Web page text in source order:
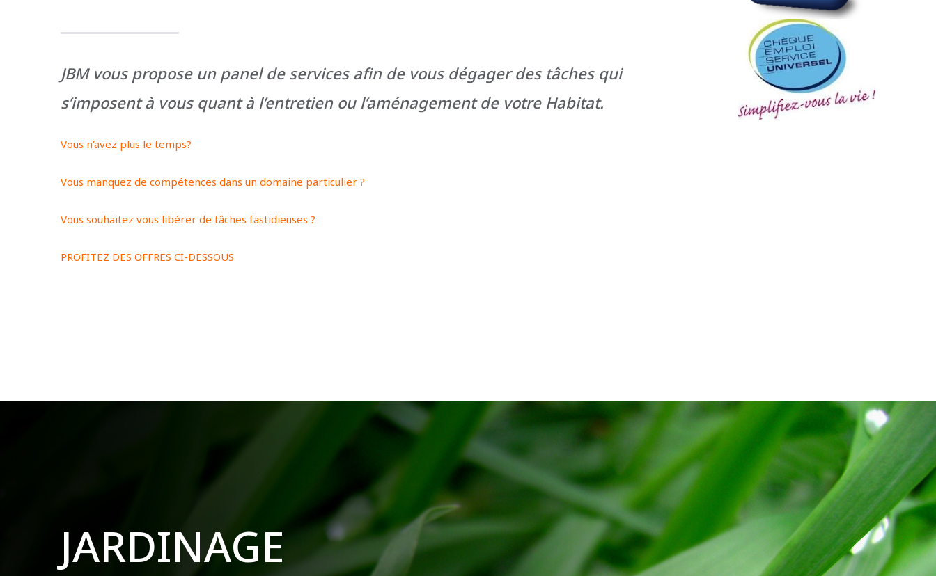
JBM vous propose un panel de services afin de vous dégager des tâches qui
s’imposent à vous quant à l’entretien ou l’aménagement de votre Habitat.
Vous n’avez plus le temps?
Vous manquez de compétences dans un domaine particulier ?
Vous souhaitez vous libérer de tâches fastidieuses ?
PROFITEZ DES OFFRES CI-DESSOUS
JARDINAGE